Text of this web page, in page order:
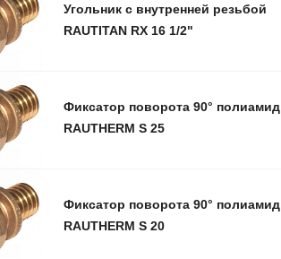
Угольник с внутренней резьбой
RAUTITAN RX 16 1/2"
Фиксатор поворота 90° полиамид
RAUTHERM S 25
Фиксатор поворота 90° полиамид
RAUTHERM S 20